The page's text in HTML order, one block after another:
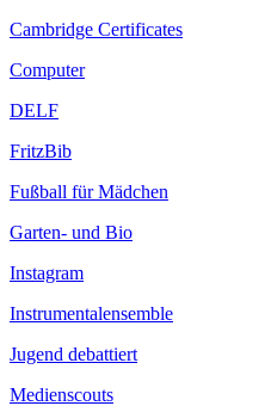
Cambridge Certificates
Computer
DELF
FritzBib
Fußball für Mädchen
Garten- und Bio
Instagram
Instrumentalensemble
Jugend debattiert
Medienscouts